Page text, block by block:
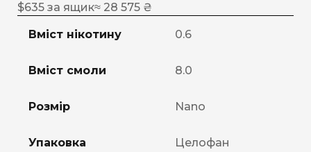
$635 за ящик≈ 28 575 ₴
Вміст нікотину 0.6
Вміст смоли 8.0
Розмір Nano
Упаковка Целофан